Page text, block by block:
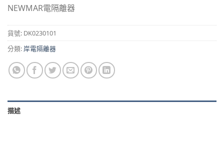
NEWMAR電隔離器
貨號: DK0230101
分類: 岸電隔離器
描述